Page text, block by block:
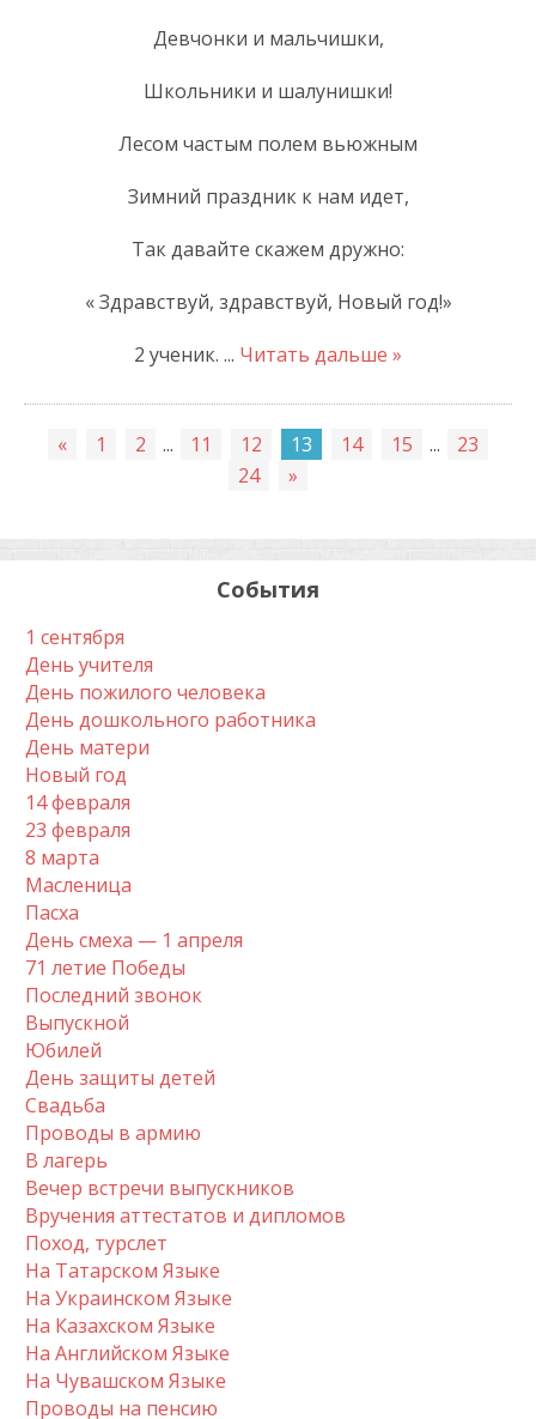
Девчонки и мальчишки,
Школьники и шалунишки!
Лесом частым полем вьюжным
Зимний праздник к нам идет,
Так давайте скажем дружно:
« Здравствуй, здравствуй, Новый год!»
2 ученик. ... Читать дальше »
« 1 2 ... 11 12 13 14 15 ...
23
24
»
События
1 сентября
День учителя
День пожилого человека
День дошкольного работника
День матери
Новый год
14 февраля
23 февраля
8 марта
Масленица
Пасха
День смеха — 1 апреля
71 летие Победы
Последний звонок
Выпускной
Юбилей
День защиты детей
Свадьба
Проводы в армию
В лагерь
Вечер встречи выпускников
Вручения аттестатов и дипломов
Поход, турслет
На Татарском Языке
На Украинском Языке
На Казахском Языке
На Английском Языке
На Чувашском Языке
Проводы на пенсию